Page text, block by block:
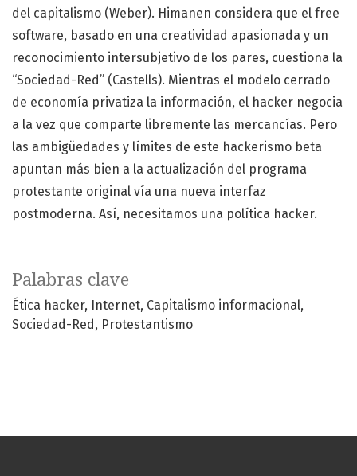
Palabras clave
Ética hacker Internet Capitalismo informacional
Sociedad-Red
Protestantismo
del capitalismo (Weber). Himanen considera que el free
software, basado en una creatividad apasionada y un
reconocimiento intersubjetivo de los pares, cuestiona la
“Sociedad-Red” (Castells). Mientras el modelo cerrado
de economía privatiza la información, el hacker negocia
a la vez que comparte libremente las mercancías. Pero
las ambigüedades y límites de este hackerismo beta
apuntan más bien a la actualización del programa
protestante original vía una nueva interfaz
postmoderna. Así, necesitamos una política hacker.